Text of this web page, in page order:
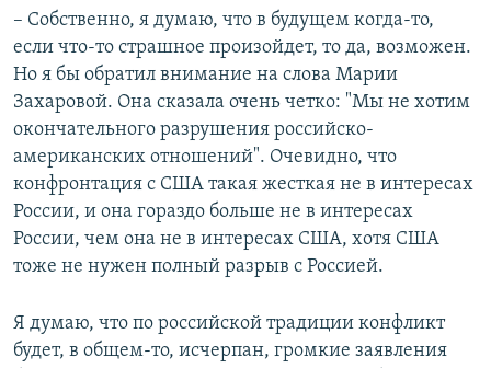
– Собственно, я думаю, что в будущем когда-то,
если что-то страшное произойдет, то да, возможен.
Но я бы обратил внимание на слова Марии
Захаровой. Она сказала очень четко: "Мы не хотим
окончательного разрушения российско-
американских отношений". Очевидно, что
конфронтация с США такая жесткая не в интересах
России, и она гораздо больше не в интересах
России, чем она не в интересах США, хотя США
тоже не нужен полный разрыв с Россией.
Я думаю, что по российской традиции конфликт
будет, в общем-то, исчерпан, громкие заявления